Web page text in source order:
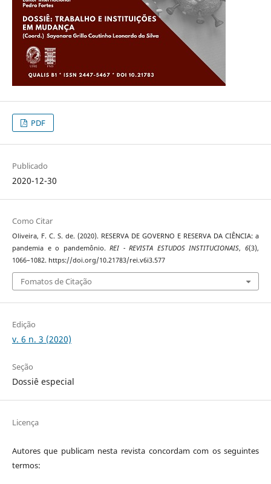
PDF
Publicado
2020-12-30
Como Citar
Oliveira, F. C. S. de. (2020). RESERVA DE GOVERNO E RESERVA DA CIÊNCIA: a
pandemia e o pandemônio.REI - REVISTA ESTUDOS INSTITUCIONAIS,6(3),
1066–1082. https://doi.org/10.21783/rei.v6i3.577
Fomatos de Citação
Edição
v. 6 n. 3 (2020)
Seção
Dossiê especial
Licença
Autores que publicam nesta revista concordam com os seguintes
termos: